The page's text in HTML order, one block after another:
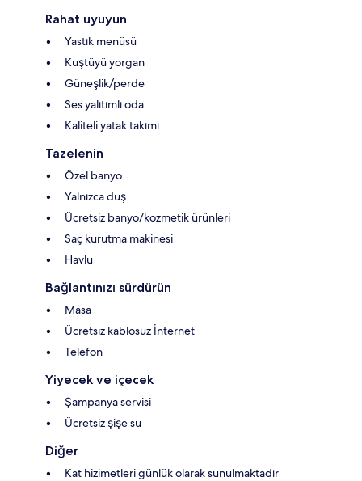
Rahat uyuyun
Yastık menüsü
Kuştüyü yorgan
Güneşlik/perde
Ses yalıtımlı oda
Kaliteli yatak takımı
Tazelenin
Özel banyo
Yalnızca duş
Ücretsiz banyo/kozmetik ürünleri
Saç kurutma makinesi
Havlu
Bağlantınızı sürdürün
Masa
Ücretsiz kablosuz İnternet
Telefon
Yiyecek ve içecek
Şampanya servisi
Ücretsiz şişe su
Diğer
Kat hizimetleri günlük olarak sunulmaktadır